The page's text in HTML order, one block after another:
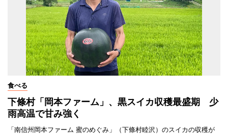
食べる
下條村「岡本ファーム」、黒スイカ収穫最盛期 少
雨高温で甘み強く
「南信州岡本ファーム 蜜のめぐみ」（下條村睦沢）のスイカの収穫が